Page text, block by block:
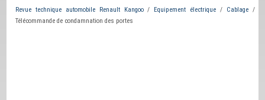
Revue technique automobile Renault Kangoo/ Equipement électrique / Cablage/
Télécommande de condamnation des portes